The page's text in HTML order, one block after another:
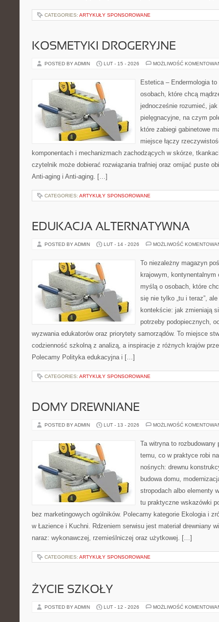
CATEGORIES: ARTYKUŁY SPONSOROWANE
KOSMETYKI DROGERYJNE
POSTED BY ADMIN LUT - 15 - 2026 MOŻLIWOŚĆ
Estetica – Endermologia
osobach, które chcą
jednocześnie rozumieć, jak
pielęgnacyjne, na czym
które zabiegi gabinetowe
miejsce łączy
komponentach i mechanizmach zachodzących w skórze,
czytelnik może dobierać rozwiązania trafniej oraz omijać puste
Anti-aging i Anti-aging. […]
CATEGORIES: ARTYKUŁY SPONSOROWANE
EDUKACJA ALTERNATYWNA
POSTED BY ADMIN LUT - 14 - 2026 MOŻLIWOŚĆ
To niezależny magazyn
krajowym, kontynentalnym
myślą o osobach, które
się nie tylko „tu i teraz”,
kontekście: jak zmieniają
potrzeby podopiecznych,
wyzwania edukatorów oraz priorytety samorządów. To miejsce
codzienność szkolną z analizą, a inspiracje z różnych krajów
Polecamy Polityka edukacyjna i […]
CATEGORIES: ARTYKUŁY SPONSOROWANE
DOMY DREWNIANE
POSTED BY ADMIN LUT - 13 - 2026 MOŻLIWOŚĆ
Ta witryna to rozbudowany
temu, co w praktyce robi
nośnych: drewnu
budowa domu,
stropodach albo elementy
tu praktyczne wskazówki
bez marketingowych ogólników. Polecamy kategorie Ekologia i
w Łazience i Kuchni. Rdzeniem serwisu jest materiał drewniany
naraz: wykonawczej, rzemieślniczej oraz użytkowej. […]
CATEGORIES: ARTYKUŁY SPONSOROWANE
ŻYCIE SZKOŁY
POSTED BY ADMIN LUT - 12 - 2026 MOŻLIWOŚĆ